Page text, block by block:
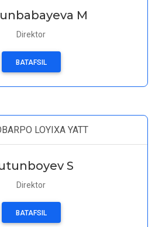
M
Direktor
BATAFSIL
LOYIXA YATT
S
Direktor
BATAFSIL